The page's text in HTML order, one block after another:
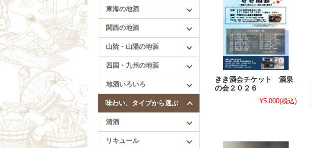
花垣（福井）
津島屋（岐阜）
三千盛（岐阜）
花盛（岐阜）
四国・九州の地酒
賀儀屋（愛媛）
久礼（高知）
酔鯨（高知）
繁桝（福岡）
肥前蔵心（佐賀）
地酒いろいろ
地酒いろいろ
きき酒会チケット 酒泉
の会２０２６
¥5,000(税込)
東海の地酒
関西の地酒
山陰・山陽の地酒
四国・九州の地酒
地酒いろいろ
味わい、タイプから選ぶ
清酒
リキュール